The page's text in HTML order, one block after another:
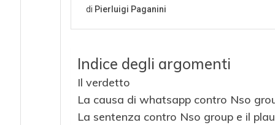
Indice degli argomenti
Il verdetto
La causa di whatsapp contro Nso
La sentenza contro Nso group e il